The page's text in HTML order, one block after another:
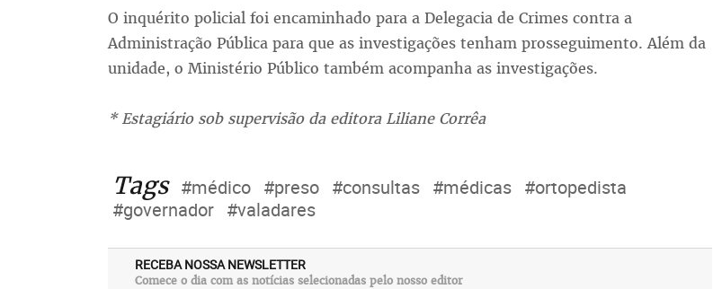
O inquérito policial foi encaminhado para a Delegacia de Crimes contra a
Administração Pública para que as investigações tenham prosseguimento. Além da
unidade, o Ministério Público também acompanha as investigações.
* Estagiário sob supervisão da editora Liliane Corrêa
Tags #médico #preso #consultas #médicas #ortopedista
#governador #valadares
RECEBA NOSSA NEWSLETTER
Comece o dia com as notícias selecionadas pelo nosso editor